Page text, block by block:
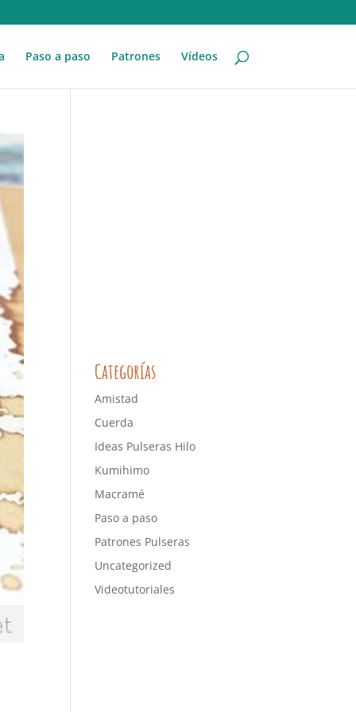
Paso a paso Patrones Vídeos
Categorías
Amistad
Cuerda
Ideas Pulseras Hilo
Kumihimo
Macramé
Paso a paso
Patrones Pulseras
Uncategorized
Videotutoriales